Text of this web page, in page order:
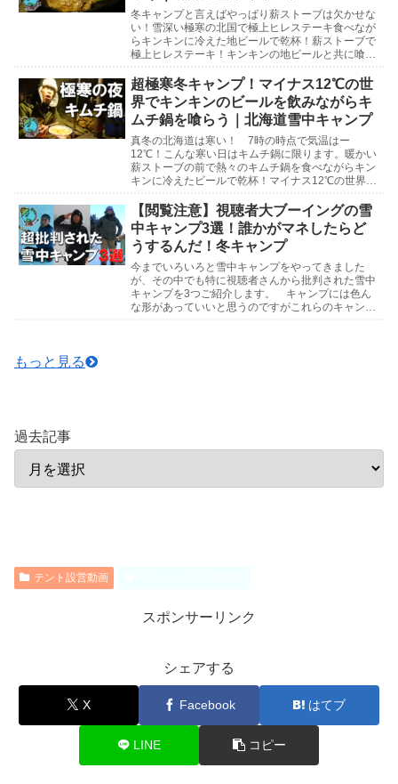
冬キャンプと言えばやっぱり薪ストーブは欠かせな
い！雪深い極寒の北国で極上ヒレステーキ食べなが
らキンキンに冷えた地ビールで乾杯！薪ストーブで
極上ヒレステーキ！キンキンの地ビールと共に喰ら
マイナス1...
超極寒冬キャンプ！マイナス12℃の世
界でキンキンのビールを飲みながらキ
ムチ鍋を喰らう｜北海道雪中キャンプ
真冬の北海道は寒い！ 7時の時点で気温はー
12℃！こんな寒い日はキムチ鍋に限ります。暖かい
薪ストーブの前で熱々のキムチ鍋を食べながらキン
キンに冷えたビールで乾杯！マイナス12℃の世界で
海道雪中キ...
【閲覧注意】視聴者大ブーイングの雪
中キャンプ3選！誰かがマネしたらど
うするんだ！冬キャンプ
今までいろいろと雪中キャンプをやってきました
が、その中でも特に視聴者さんから批判された雪中
キャンプを3つご紹介します。 キャンプには色ん
な形があっていいと思うのですがこれらのキャンプ
もっと見る
過去記事
テント設営動画
スポンサーリンク
シェアする
X Facebook はてブ
LINE コピー